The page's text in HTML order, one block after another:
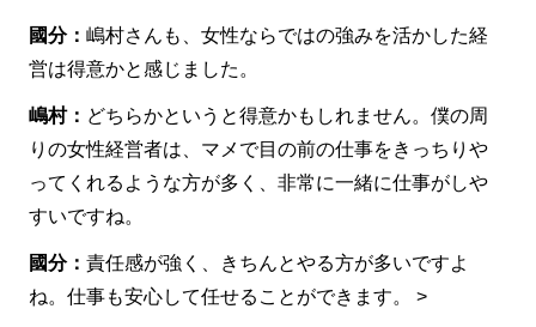
國分：嶋村さんも、女性ならではの強みを活かした経
営は得意かと感じました。
嶋村： どちらかというと得意かもしれません。僕の周
りの女性経営者は、マメで目の前の仕事をきっちりや
ってくれるような方が多く、非常に一緒に仕事がしや
すいですね。
國分：責任感が強く、きちんとやる方が多いですよ
ね。仕事も安心して任せることができます。 >